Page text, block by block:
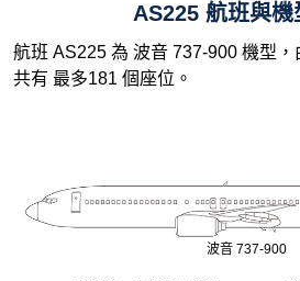
AS225 航班與機
航班 AS225 為 波音 737-900 機型，
共有 最多181 個座位。
波音 737-900